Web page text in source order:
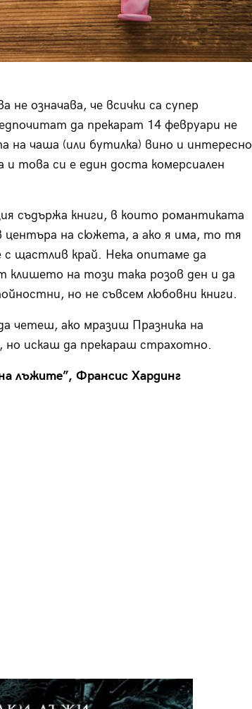
означава, че всички са супер
да прекарат 14 февруари не
на чаша (или бутилка) вино и интересно
и това си е един доста комерсиален
съдържа книги, в които романтиката
центъра на сюжета, а ако я има, то тя
с щастлив край. Нека опитаме да
клишето на този така розов ден и да
но не съвсем любовни книги.
четеш, ако мразиш Празника на
но искаш да прекараш страхотно.
лъжите”, Франсис Хардинг